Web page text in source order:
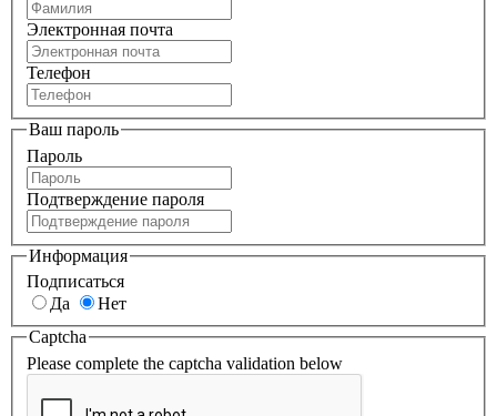
Электронная почта
Телефон
Ваш пароль
Пароль
Подтверждение пароля
Информация
Подписаться
Да
Нет
Captcha
Please complete the captcha validation below